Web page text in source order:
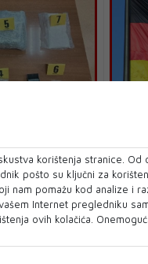
pronašli su u
obiteljski...
Velika
korištenja stranice. Od
pošto su ključni za
nam pomažu kod analize i
Internet pregledniku
ovih kolačića.